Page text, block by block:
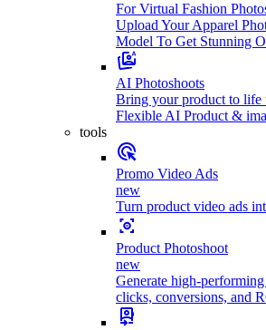
For Virtual Fashion
Upload Your Apparel
Model To Get Stunning
AI Photoshoots
Bring your product to life
Flexible AI Product &
tools
Promo Video Ads
new
Turn product video ads
Product Photoshoot
new
Generate high-
clicks, conversions, and